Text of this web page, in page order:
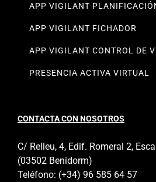
APP VIGILANT
APP VIGILANT FICHADOR
APP VIGILANT CONTROL DE
PRESENCIA ACTIVA VIRTUAL
CONTACTA CON NOSOTROS
C/ Relleu, 4, Edif. Romeral 2,
(03502 Benidorm)
Teléfono: (+34) 96 585 64 57